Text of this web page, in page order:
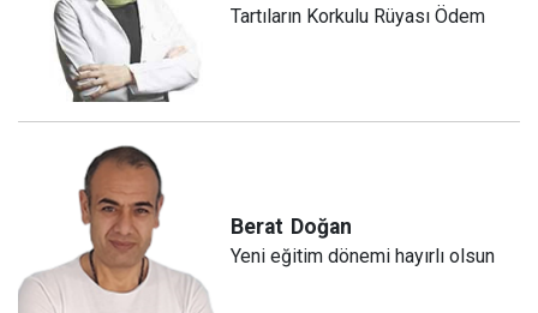
Tartıların Korkulu Rüyası Ödem
Berat Doğan
Yeni eğitim dönemi hayırlı olsun